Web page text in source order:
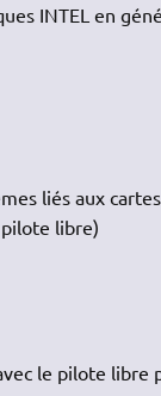
INTEL en
liés aux
libre)
le pilote libre